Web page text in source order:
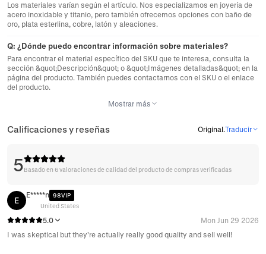
Los materiales varían según el artículo. Nos especializamos en joyería de
acero inoxidable y titanio, pero también ofrecemos opciones con baño de
oro, plata esterlina, cobre, latón y aleaciones.
Q: ¿Dónde puedo encontrar información sobre materiales?
Para encontrar el material específico del SKU que te interesa, consulta la
sección &quot;Descripción&quot; o &quot;Imágenes detalladas&quot; en la
página del producto. También puedes contactarnos con el SKU o el enlace
del producto.
Mostrar más
Calificaciones y reseñas Original.Traducir
5Basado en 6 valoraciones de calidad del producto de compras verificadas
E
E*****n 98VIP
United States
5.0
Mon Jun 29 2026
I was skeptical but they’re actually really good quality and sell well!